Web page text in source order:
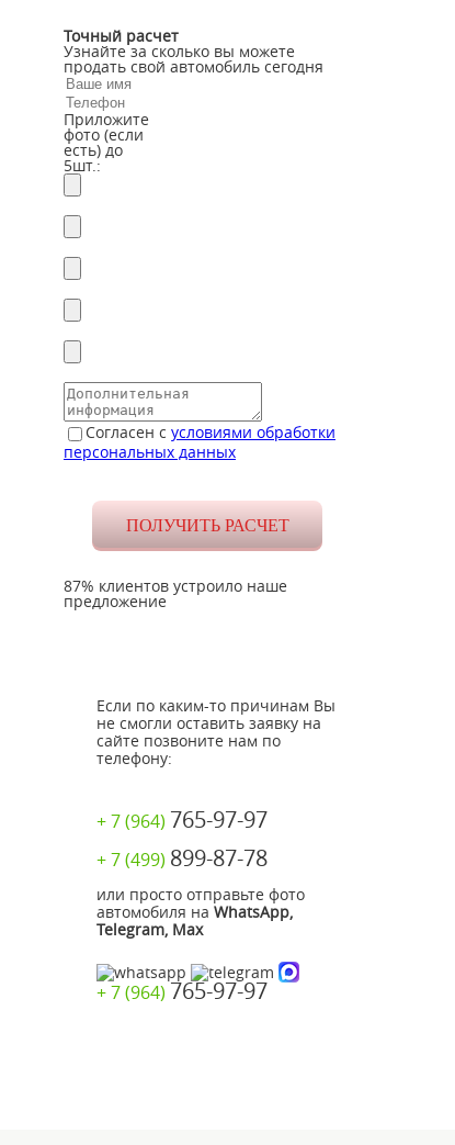
Точный расчет
Узнайте за сколько вы можете
продать свой автомобиль сегодня
Приложите
фото (если
есть) до
5шт.:
Согласен с условиями обработки
персональных данных
87% клиентов устроило наше
предложение
Если по каким-то причинам Вы
не смогли оставить заявку на
сайте позвоните нам по
телефону:
+ 7 (964) 765-97-97
+ 7 (499) 899-87-78
или просто отправьте фото
автомобиля на WhatsApp,
Telegram, Max
+ 7 (964) 765-97-97